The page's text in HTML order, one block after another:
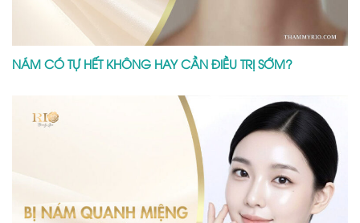
NÁM CÓ TỰ HẾT KHÔNG HAY CẦN ĐIỀU TRỊ SỚM?